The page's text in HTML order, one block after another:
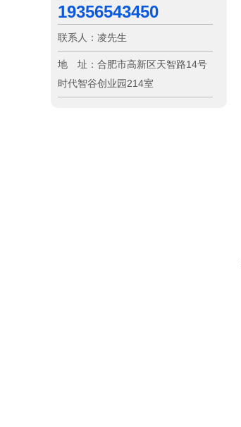
19356543450
联系人： 凌先生
地 址： 合肥市高新区天智路14号
时代智谷创业园214室